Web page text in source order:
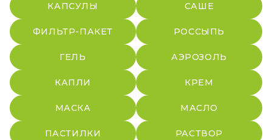
КАПСУЛЫ САШЕ
ФИЛЬТР-ПАКЕТ РОССЫПЬ
ГЕЛЬ АЭРОЗОЛЬ
КАПЛИ КРЕМ
МАСКА МАСЛО
ПАСТИЛКИ РАСТВОР